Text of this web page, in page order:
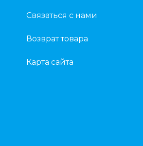
Связаться с нами
Возврат товара
Карта сайта